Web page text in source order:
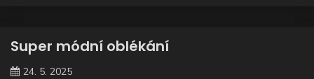
Super módní oblékání
24. 5. 2025